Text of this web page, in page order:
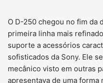
O D-250 chegou no fim da
primeira linha mais
suporte a acessórios
sofisticados da Sony. Ele
mecânico visto em outras
apresentava de uma forma